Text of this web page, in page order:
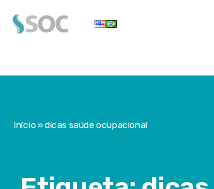
Início»dicas saúde ocupacional